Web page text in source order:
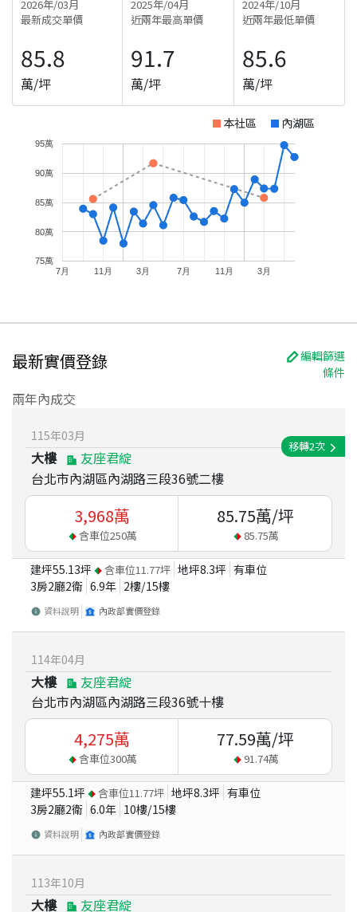
2026年/03月
最新成交單價
85.8
萬/坪
2025年/04月
近兩年最高單價
91.7
萬/坪
2024年/10月
近兩年最低單價
85.6
萬/坪
本社區 內湖區
7月 11月 3月 7月 11月 3月
75萬
80萬
85萬
90萬
95萬
最新實價登錄
編輯篩選
條件
兩年內成交
115年03月
大樓
友座君綻
台北市內湖區內湖路三段36號二樓
移轉2次
3,968萬
含車位250萬
85.75萬/坪
85.75萬
建坪55.13坪 含車位11.77坪 地坪8.3坪 有車位
3房2廳2衛 6.9年 2樓/15樓
資料說明 內政部實價登錄
114年04月
大樓
友座君綻
台北市內湖區內湖路三段36號十樓
4,275萬
含車位300萬
77.59萬/坪
91.74萬
建坪55.1坪 含車位11.77坪 地坪8.3坪 有車位
3房2廳2衛 6.0年 10樓/15樓
資料說明 內政部實價登錄
113年10月
大樓 友座君綻